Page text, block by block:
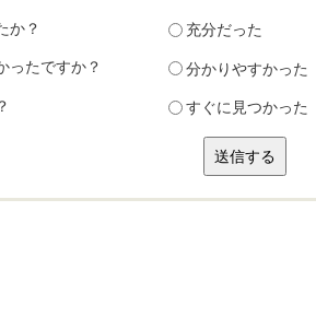
か？ 充分だった
ったですか？ 分かりやすかった
すぐに見つかった